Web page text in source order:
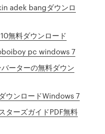
adek bangダウンロ
無料ダウンロード
pc windows 7
ーターの無料ダウン
ウンロードWindows 7
ターズガイドPDF無料